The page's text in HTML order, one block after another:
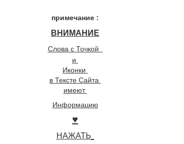
примечание :
и
имеют
НАЖАТЬ